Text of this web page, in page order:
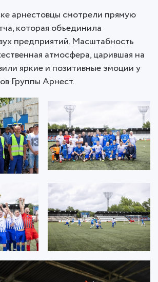
арнестовцы смотрели прямую
которая объединила
предприятий. Масштабность
атмосфера, царившая на
яркие и позитивные эмоции у
Группы Арнест.